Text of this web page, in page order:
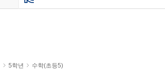
5학년
수학(초등5)